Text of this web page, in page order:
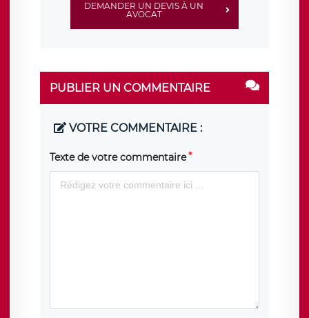
DEMANDER UN DEVIS À UN
AVOCAT
PUBLIER UN COMMENTAIRE
VOTRE COMMENTAIRE :
Texte de votre commentaire